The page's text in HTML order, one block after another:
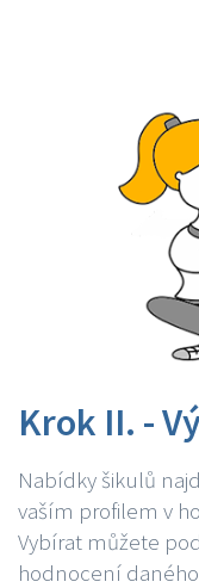
Krok II. -
Nabídky šikulů
vaším profilem v
Vybírat můžete
hodnocení